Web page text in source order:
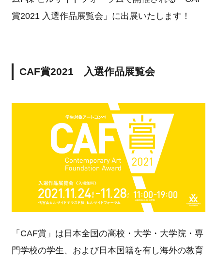
賞2021 入選作品展覧会」に出展いたします！
CAF賞2021 入選作品展覧会
「CAF賞」は日本全国の高校・大学・大学院・専
門学校の学生、および日本国籍を有し海外の教育